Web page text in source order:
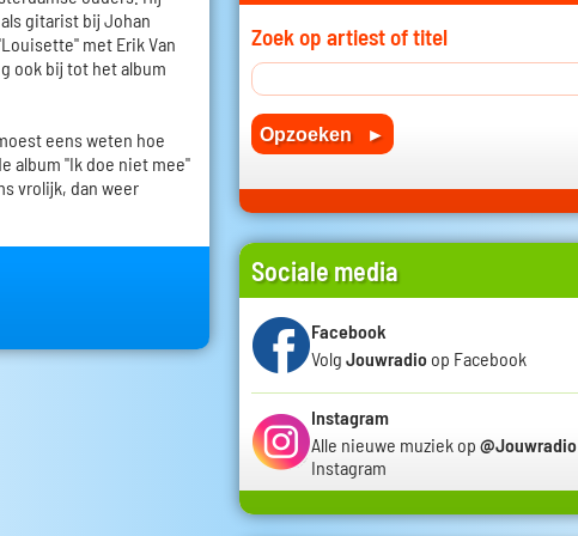
gitarist bij Johan
met Erik Van
ook bij tot het album
eens weten hoe
album "Ik doe niet mee"
vrolijk, dan weer
Zoek op artiest of titel
Sociale media
Facebook
Volg Jouwradio op Facebook
Instagram
Alle nieuwe muziek op @Jouwradio
Instagram